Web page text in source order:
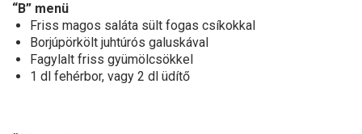
“B” menü
Friss magos saláta sült fogas csíkokkal
Borjúpörkölt juhtúrós galuskával
Fagylalt friss gyümölcsökkel
1 dl fehérbor, vagy 2 dl üdítő